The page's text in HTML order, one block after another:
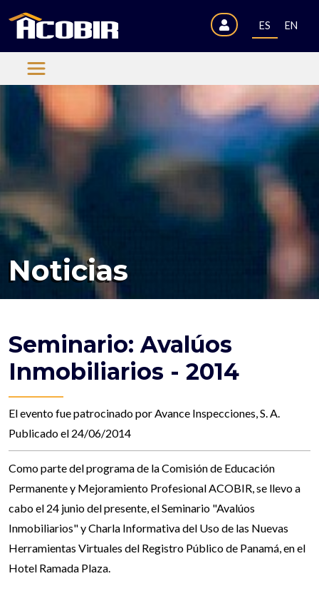
ES EN
Noticias
Seminario: Avalúos
Inmobiliarios - 2014
El evento fue patrocinado por Avance Inspecciones, S. A.
Publicado el 24/06/2014
Como parte del programa de la Comisión de Educación
Permanente y Mejoramiento Profesional ACOBIR, se llevo a
cabo el 24 junio del presente, el Seminario "Avalúos
Inmobiliarios" y Charla Informativa del Uso de las Nuevas
Herramientas Virtuales del Registro Público de Panamá, en el
Hotel Ramada Plaza.